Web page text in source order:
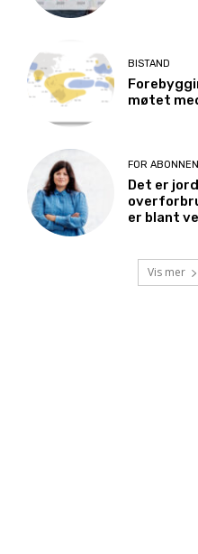
BISTAND
møtet
FOR
Det er
er blant
Vis mer